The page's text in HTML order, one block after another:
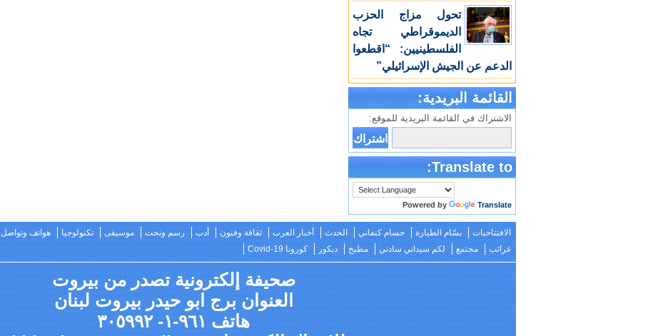
تحول مزاج الحزب
الديموقراطي تجاه
الفلسطينيين: “اقطعوا
الدعم عن الجيش الإسرائيلي”
القائمة البريدية:
الاشتراك في القائمة البريدية للموقع:
Translate to:
Powered by Translate
الافتتاحيات بسّام الطيارة حسام كنفاني الحدث أخبار العرب ثقافة وفنون أدب رسم ونحت موسيقى تكنولوجيا هواتف وتواصل
غرائب
مجتمع لكم سيداتي سادتي مطبخ ديكور كورونا Covid-19
صحيفة إلكترونية تصدر من بيروت
العنوان برج ابو حيدر بيروت لبنان
هاتف ٩٦١-١- ٣٠٥٩٩٢